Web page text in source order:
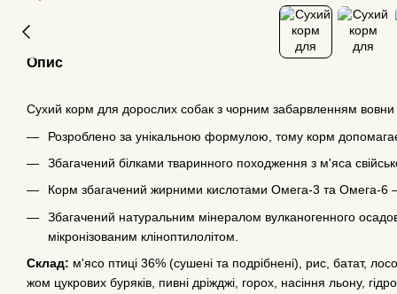
Опис
Сухий корм для дорослих собак з чорним забарвленням
Розроблено за унікальною формулою, тому корм
Збагачений білками тваринного походження з м'яса
Корм збагачений жирними кислотами Омега-3 та Омега-6
Збагачений натуральним мінералом вулканогенного
мікронізованим кліноптилолітом.
Склад: м'ясо птиці 36% (сушені та подрібнені), рис, батат,
жом цукрових буряків, пивні дріжджі, горох, насіння льону,